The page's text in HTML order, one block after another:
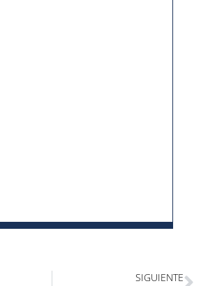
SIGUIENTE